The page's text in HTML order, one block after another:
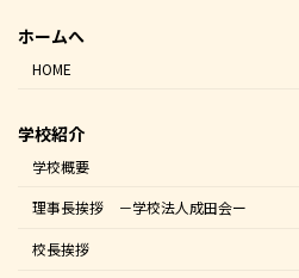
ホームへ
HOME
学校紹介
学校概要
理事長挨拶 －学校法人成田会ー
校長挨拶